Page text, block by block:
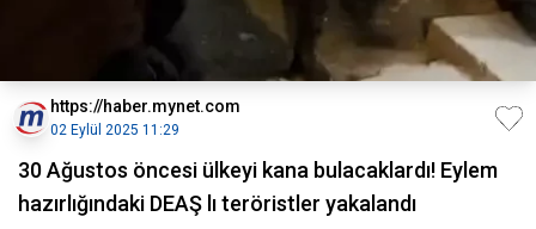
https://haber.mynet.com
02 Eylül 2025 11:29
30 Ağustos öncesi ülkeyi kana bulacaklardı! Eylem
hazırlığındaki DEAŞ lı teröristler yakalandı